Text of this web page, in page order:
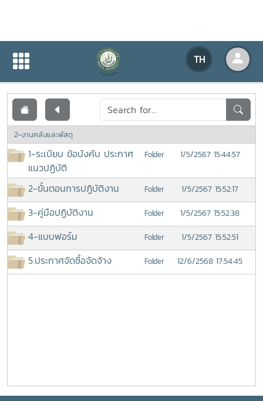
TH
เอกสารเผยแพร่
2-งานคลังและพัสดุ
1-ระเบียบ ข้อบังคับ ประกาศ
แนวปฏิบัติ
Folder 1/5/2567 15:44:57
2-ขั้นตอนการปฏิบัติงาน Folder 1/5/2567 15:52:17
3-คู่มือปฏิบัติงาน Folder 1/5/2567 15:52:38
4-แบบฟอร์ม Folder 1/5/2567 15:52:51
5.ประกาศจัดซื้อจัดจ้าง Folder 12/6/2568 17:54:45